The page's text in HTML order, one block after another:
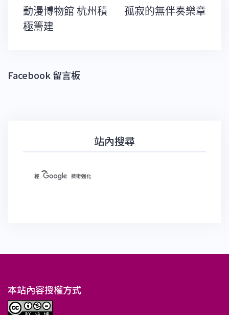
文
章
導
動漫博物館 杭州積
極籌建
孤寂的無伴奏樂章
Facebook 留言板
站內搜尋
本站內容授權方式